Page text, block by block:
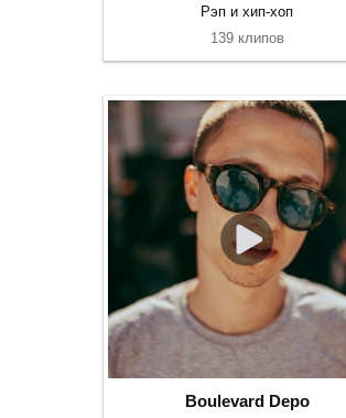
Рэп и хип-хоп
139 клипов
Boulevard Depo